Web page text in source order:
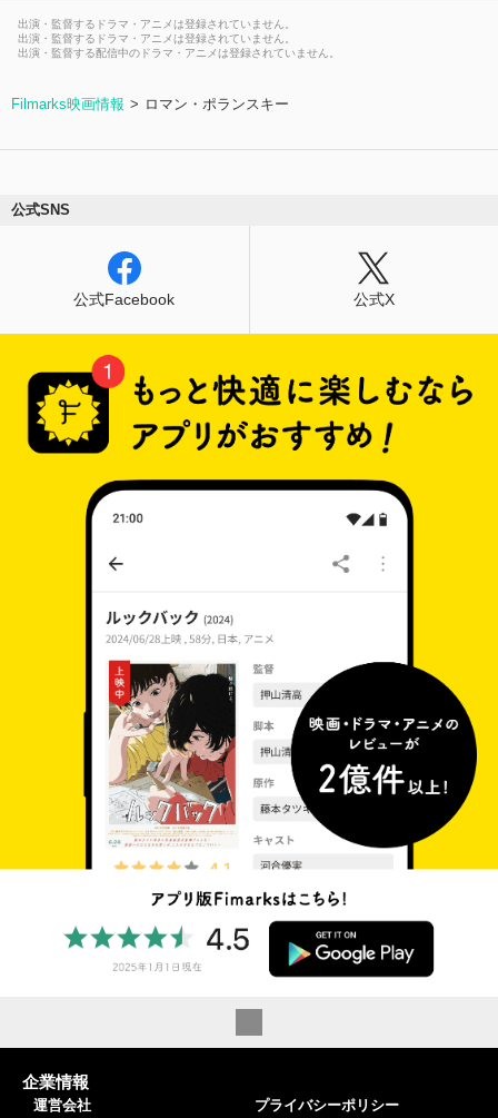
出演・監督するドラマ・アニメは登録されていません。
出演・監督するドラマ・アニメは登録されていません。
出演・監督する配信中のドラマ・アニメは登録されていません。
Filmarks映画情報 ロマン・ポランスキー
公式SNS
公式Facebook 公式X
企業情報
運営会社 プライバシーポリシー